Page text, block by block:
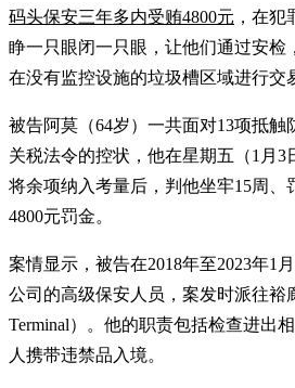
码头保安三年多内受贿4800元 ，在
睁一只眼闭一只眼，让他们通过安检
在没有监控设施的垃圾槽区域进行交
被告阿莫（64岁）一共面对13项抵触
关税法令的控状，他在星期五（1月3
将余项纳入考量后，判他坐牢15周、
4800元罚金。
案情显示，被告在2018年至2023年1
公司的高级保安人员，案发时派往裕
Terminal）。他的职责包括检查进出
人携带违禁品入境。